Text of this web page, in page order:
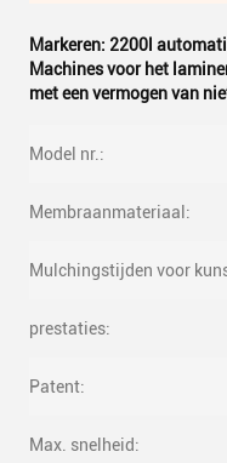
Markeren: 2200l
Machines voor het
met een vermogen van
Model nr.:
Membraanmateriaal:
Mulchingstijden voor
prestaties:
Patent:
Max. snelheid: